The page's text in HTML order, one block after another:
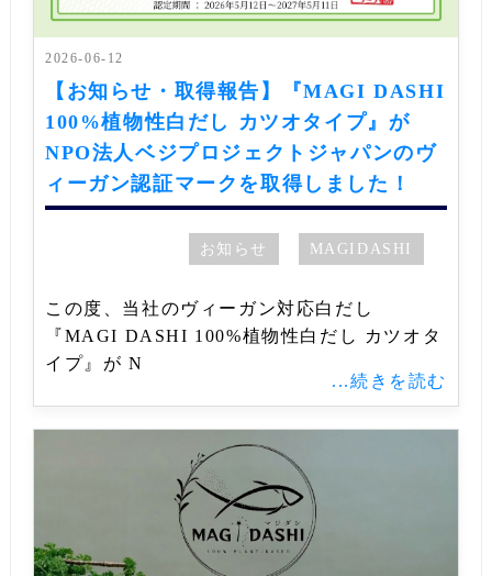
2026-06-12
【お知らせ・取得報告】『MAGI DASHI
100%植物性白だし カツオタイプ』が
NPO法人ベジプロジェクトジャパンのヴ
ィーガン認証マークを取得しました！
お知らせ MAGIDASHI
この度、当社のヴィーガン対応白だし
『MAGI DASHI 100%植物性白だし カツオタ
イプ』が N
...続きを読む